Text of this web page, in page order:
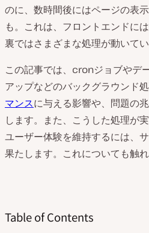
のに、数時間後にはページの表
も。これは、フロントエンドに
裏ではさまざまな処理が動いてい
この記事では、cronジョブやデ
アップなどのバックグラウンド
マンスに与える影響や、問題の
します。また、こうした処理が
ユーザー体験を維持するには、
果たします。これについても触れ
Table of Contents